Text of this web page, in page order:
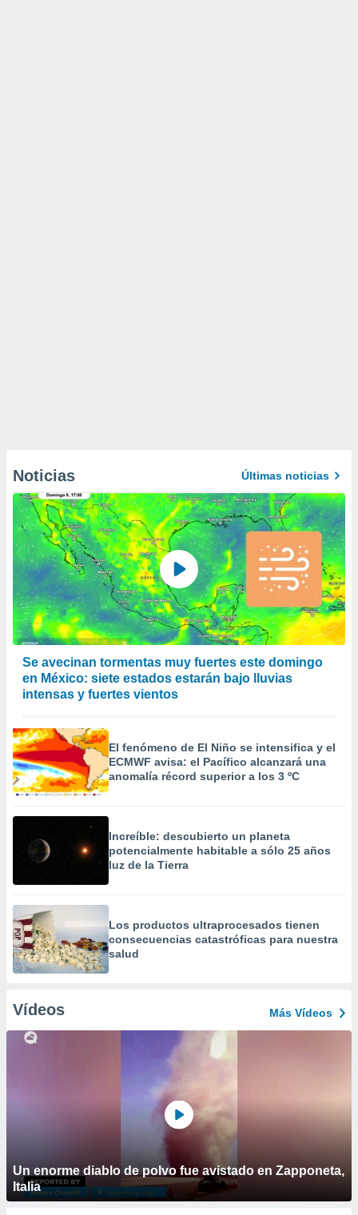
Noticias Últimas noticias
Se avecinan tormentas muy fuertes este domingo
en México: siete estados estarán bajo lluvias
intensas y fuertes vientos
El fenómeno de El Niño se intensifica y el
ECMWF avisa: el Pacífico alcanzará una
anomalía récord superior a los 3 ºC
Increíble: descubierto un planeta
potencialmente habitable a sólo 25 años
luz de la Tierra
Los productos ultraprocesados ​​tienen
consecuencias catastróficas para nuestra
salud
Vídeos Más Vídeos
Un enorme diablo de polvo fue avistado en Zapponeta,
Italia